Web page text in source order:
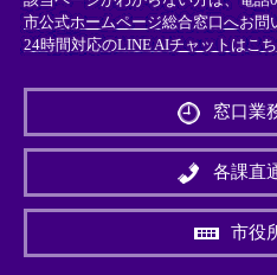
市公式ホームページ総合窓口へお問
24時間対応のLINE AIチャットはこ
外
リ
ン
＞
窓口業
各課直
市役